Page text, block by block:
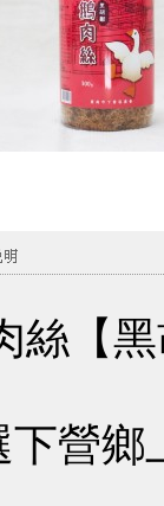
絲【
下營鄉